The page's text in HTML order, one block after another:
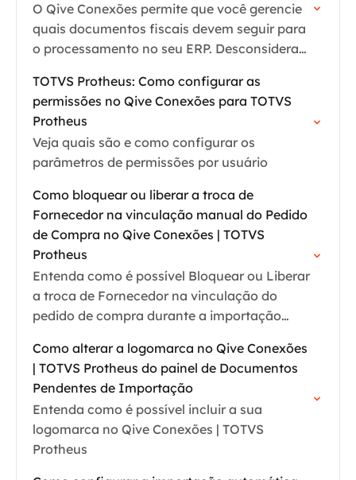
O Qive Conexões permite que você gerencie
quais documentos fiscais devem seguir para
o processamento no seu ERP. Desconsiderar
devem ser…
TOTVS Protheus: Como configurar as
permissões no Qive Conexões para TOTVS
Protheus
Veja quais são e como configurar os
parâmetros de permissões por usuário
Como bloquear ou liberar a troca de
Fornecedor na vinculação manual do Pedido
de Compra no Qive Conexões | TOTVS
Protheus
Entenda como é possível Bloquear ou Liberar
a troca de Fornecedor na vinculação do
pedido de compra durante a importação
Como alterar a logomarca no Qive Conexões
| TOTVS Protheus do painel de Documentos
Pendentes de Importação
Entenda como é possível incluir a sua
logomarca no Qive Conexões | TOTVS
Protheus